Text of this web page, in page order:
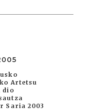
Artetsu
dio
Saria 2003